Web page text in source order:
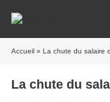
Accueil » La chute du salaire
La chute du